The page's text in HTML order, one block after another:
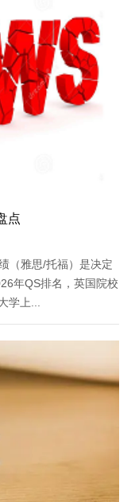
点
（雅思/托福）是决定
年QS排名，英国院校
学上...